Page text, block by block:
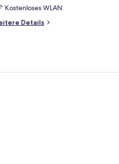
Kostenloses WLAN
Details